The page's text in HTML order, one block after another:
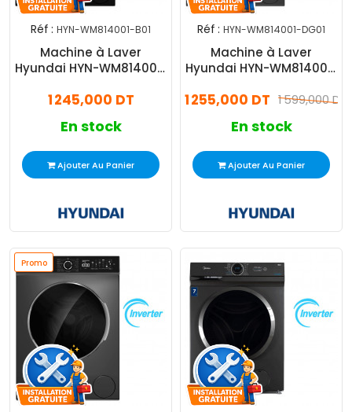
Réf : HYN-WM814001-B01
Machine à Laver
Hyundai HYN-WM814001-
1 245,000 DT
En stock
Ajouter Au Panier
Réf : HYN-WM814001-DG01
Machine à Laver
Hyundai HYN-WM814001-
1 599,000 DT
1 255,000 DT
En stock
Ajouter Au Panier
Promo